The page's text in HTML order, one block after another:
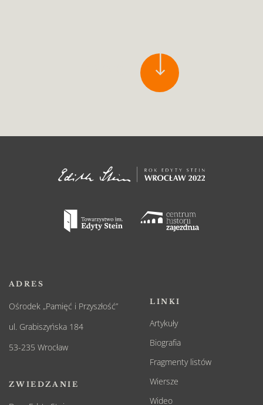
aktualności
ADRES
Ośrodek „Pamięć i Przyszłość”
ul. Grabiszyńska 184
53-235 Wrocław
ZWIEDZANIE
LINKI
Artykuły
Biografia
Fragmenty listów
Wiersze
Wideo